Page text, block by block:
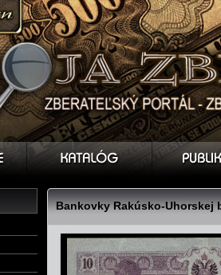
Bankovky Rakúsko-Uhorskej